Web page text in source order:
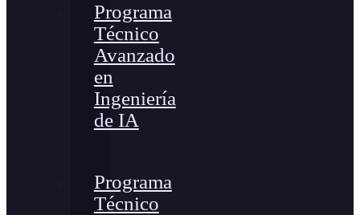
Programa
Técnico
Avanzado
en
Ingeniería
de IA
Programa
Técnico